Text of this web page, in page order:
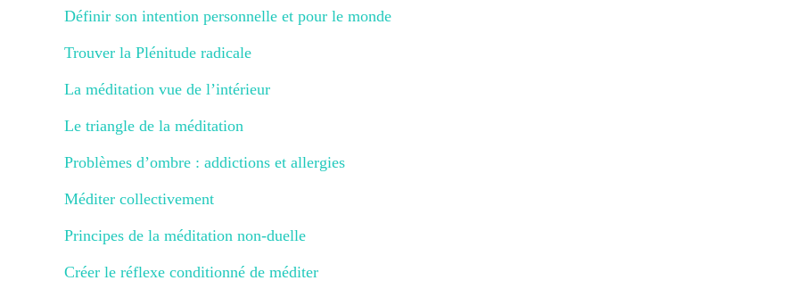
Définir son intention personnelle et pour le monde
Trouver la Plénitude radicale
La méditation vue de l’intérieur
Le triangle de la méditation
Problèmes d’ombre : addictions et allergies
Méditer collectivement
Principes de la méditation non-duelle
Créer le réflexe conditionné de méditer